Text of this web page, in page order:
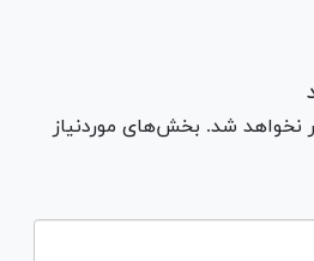
نخواهد شد. بخش‌های موردنیاز